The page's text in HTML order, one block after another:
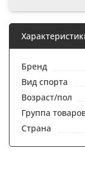
Бренд
Вид спорта
Возраст/пол
Группа
Страна